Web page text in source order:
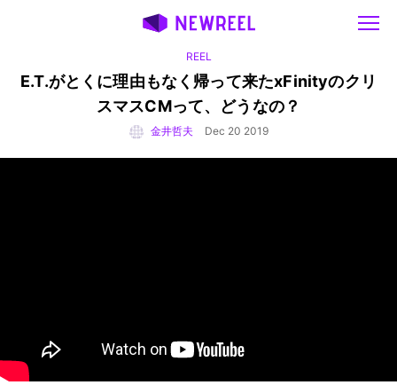
REEL
E.T.がとくに理由もなく帰って来たxFinityのクリ
スマスCMって、どうなの？
金井哲夫 Dec 20 2019